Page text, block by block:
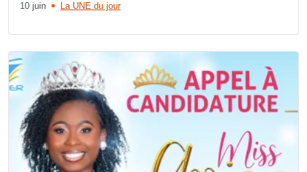
10 juin La UNE du jour